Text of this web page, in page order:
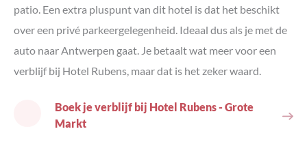
patio. Een extra pluspunt van dit hotel is dat het beschikt
over een privé parkeergelegenheid. Ideaal dus als je met de
auto naar Antwerpen gaat. Je betaalt wat meer voor een
verblijf bij Hotel Rubens, maar dat is het zeker waard.
Boek je verblijf bij Hotel Rubens - Grote
Markt